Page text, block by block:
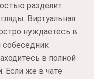
разделит
Виртуальная
нуждаетесь в
собеседник
в полной
Если же в чате